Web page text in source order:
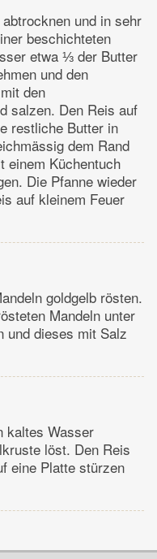
und in sehr
beschichteten
etwa ⅓ der Butter
und den
den
salzen. Den Reis auf
restliche Butter in
dem Rand
einem Küchentuch
Die Pfanne wieder
auf kleinem Feuer
goldgelb rösten.
Mandeln unter
und dieses mit Salz
kaltes Wasser
löst. Den Reis
eine Platte stürzen